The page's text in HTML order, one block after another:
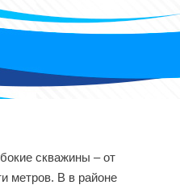
скважины – от
метров. В в районе